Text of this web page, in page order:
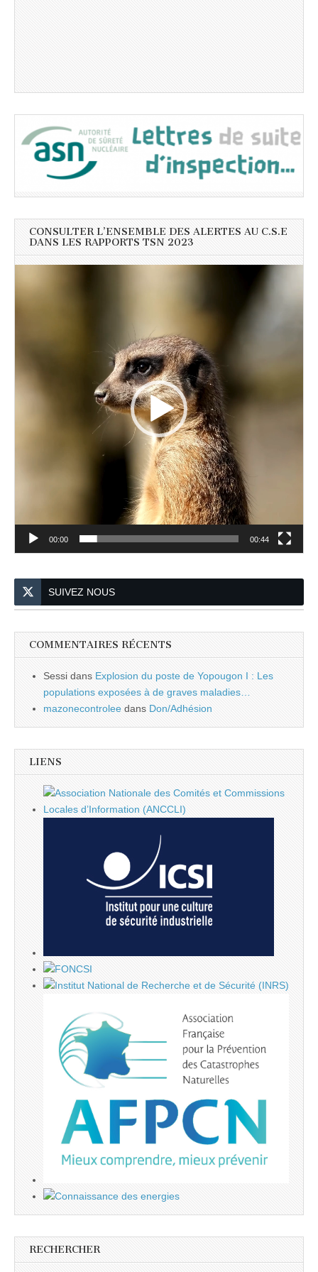
CONSULTER L’ENSEMBLE DES ALERTES AU C.S.E
DANS LES RAPPORTS TSN 2023
00:00 00:44
SUIVEZ NOUS
COMMENTAIRES RÉCENTS
Sessi dans Explosion du poste de Yopougon I : Les
populations exposées à de graves maladies…
mazonecontrolee dans Don/Adhésion
LIENS
RECHERCHER